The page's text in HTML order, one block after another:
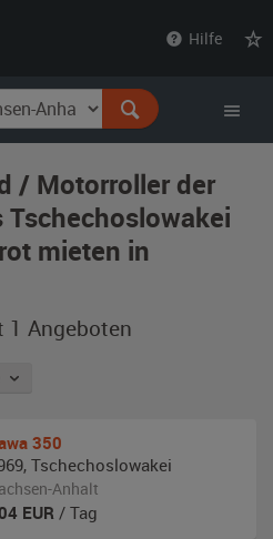
Hilfe
/ Motorroller der
mieten in
1 Angeboten
350
, Tschechoslowakei
Anhalt
EUR / Tag